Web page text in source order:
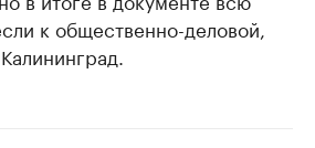
к общественно-деловой,